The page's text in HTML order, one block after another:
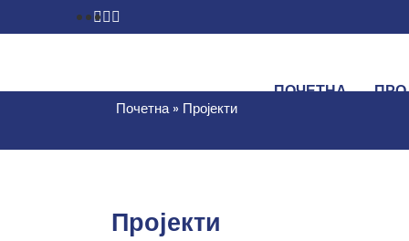
ПОЧЕТНА
Почетна» Пројекти
Почетна» Пројекти
Пројекти